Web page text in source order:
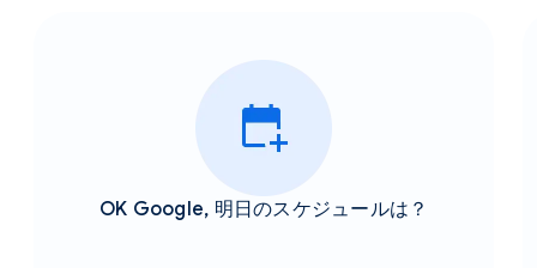
OK Google, 明日のスケジュールは？